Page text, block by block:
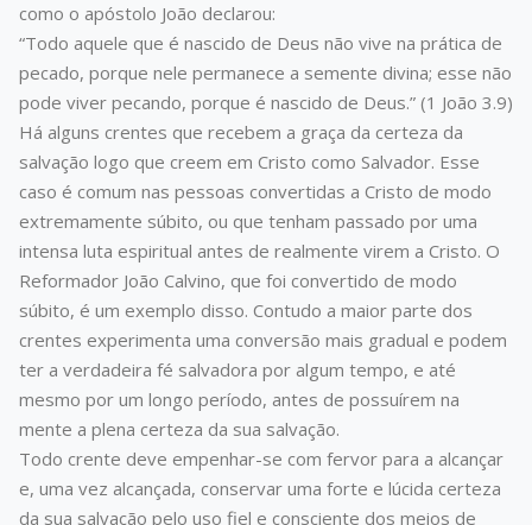
como o apóstolo João declarou:
“Todo aquele que é nascido de Deus não vive na prática de
pecado, porque nele permanece a semente divina; esse não
pode viver pecando, porque é nascido de Deus.” (1 João 3.9)
Há alguns crentes que recebem a graça da certeza da
salvação logo que creem em Cristo como Salvador. Esse
caso é comum nas pessoas convertidas a Cristo de modo
extremamente súbito, ou que tenham passado por uma
intensa luta espiritual antes de realmente virem a Cristo. O
Reformador João Calvino, que foi convertido de modo
súbito, é um exemplo disso. Contudo a maior parte dos
crentes experimenta uma conversão mais gradual e podem
ter a verdadeira fé salvadora por algum tempo, e até
mesmo por um longo período, antes de possuírem na
mente a plena certeza da sua salvação.
Todo crente deve empenhar-se com fervor para a alcançar
e, uma vez alcançada, conservar uma forte e lúcida certeza
da sua salvação pelo uso fiel e consciente dos meios de